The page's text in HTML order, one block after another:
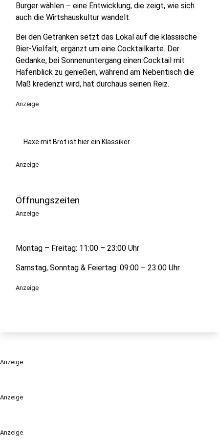
Anzeige
Anzeige
Burger wählen – eine Entwicklung, die zeigt, wie sich
auch die Wirtshauskultur wandelt.
Bei den Getränken setzt das Lokal auf die klassische
Bier-Vielfalt, ergänzt um eine Cocktailkarte. Der
Gedanke, bei Sonnenuntergang einen Cocktail mit
Hafenblick zu genießen, während am Nebentisch die
Maß kredenzt wird, hat durchaus seinen Reiz.
Anzeige
Haxe mit Brot ist hier ein Klassiker.
Anzeige
Öffnungszeiten
Anzeige
Montag – Freitag: 11:00 – 23:00 Uhr
Samstag, Sonntag & Feiertag: 09:00 – 23:00 Uhr
Anzeige
Anzeige